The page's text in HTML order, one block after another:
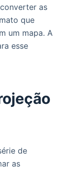
as
que
um mapa. A
esse
de
as